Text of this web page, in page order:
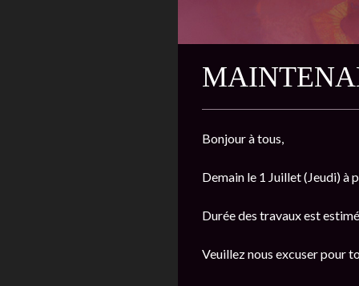
Bonjour à tous,
Demain le 1 Juillet (Jeudi) à
Durée des travaux est
Veuillez nous excuser pour